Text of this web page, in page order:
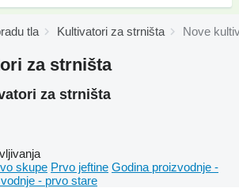
tla Kultivatori za strništa Nove
za strništa
za strništa
skupe Prvo jeftine Godina proizvodnje -
- prvo stare